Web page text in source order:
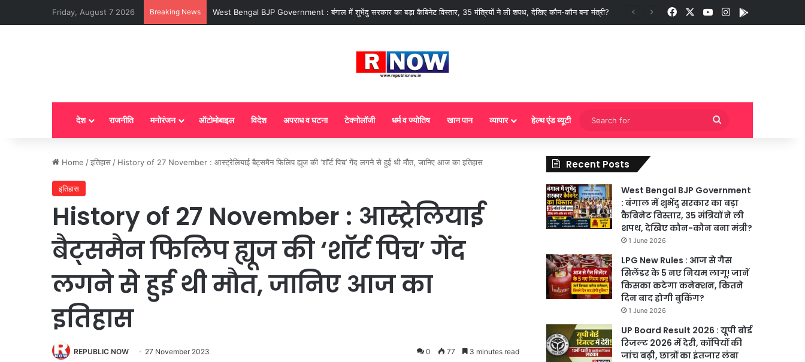
Friday, August 7 2026 Breaking News LPG New Rules : आज से गैस सिलेंडर के 5 नए नियम लागू! जानें किसका कटेगा कनेक्शन, कितने दिन बाद होगी बुकिंग? FacebookYouTubeInstagram
देश राजनीति मनोरंजन ऑटोमोबाइल विदेश अपराध व घटना टेक्नोलॉजी धर्म व ज्योतिष खान पान व्यापार हेल्थ एंड ब्यूटी
Search
for
Home /इतिहास / History of 27 November : आस्ट्रेलियाई बैट्समैन फिलिप ह्यूज की ‘शॉर्ट पिच’ गेंद लगने से हुई थी मौत, जानिए आज का इतिहास
इतिहास
History of 27 November : आस्ट्रेलियाई
बैट्समैन फिलिप ह्यूज की ‘शॉर्ट पिच’ गेंद
लगने से हुई थी मौत, जानिए आज का
इतिहास
REPUBLIC NOW 27 November 2023 0 77 3 minutes read
Recent Posts
West Bengal BJP Government
: बंगाल में शुभेंदु सरकार का बड़ा
कैबिनेट विस्तार, 35 मंत्रियों ने ली
शपथ, देखिए कौन-कौन बना मंत्री?
1 June 2026
LPG New Rules : आज से गैस
सिलेंडर के 5 नए नियम लागू! जानें
किसका कटेगा कनेक्शन, कितने
दिन बाद होगी बुकिंग?
1 June 2026
UP Board Result 2026 : यूपी बोर्ड
रिजल्ट 2026 में देरी, कॉपियों की
जांच बढ़ी, छात्रों का इंतजार लंबा